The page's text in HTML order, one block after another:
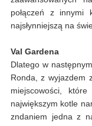
połączeń z innymi
najsłynniejszą na
Val Gardena
Dlatego w
Ronda, z wyjazdem
miejscowości,
największym kotle
zndaniem jedna z